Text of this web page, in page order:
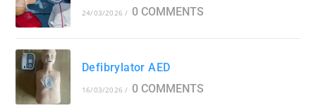
24/03/2026 / 0 COMMENTS
Defibrylator AED
16/03/2026 / 0 COMMENTS